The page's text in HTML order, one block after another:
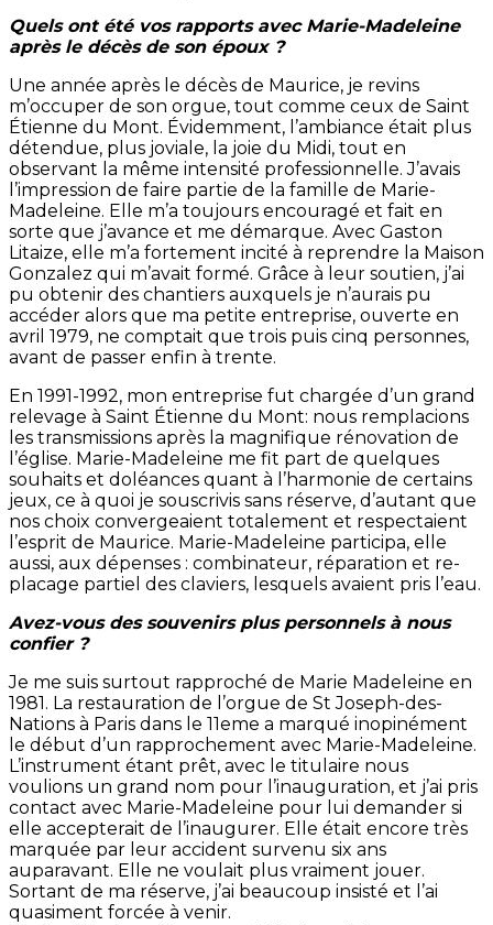
Quels ont été vos rapports avec Marie-Madeleine
après le décès de son époux ?
Une année après le décès de Maurice, je revins
m’occuper de son orgue, tout comme ceux de Saint
Étienne du Mont. Évidemment, l’ambiance était plus
détendue, plus joviale, la joie du Midi, tout en
observant la même intensité professionnelle. J’avais
l’impression de faire partie de la famille de Marie-
Madeleine. Elle m’a toujours encouragé et fait en
sorte que j’avance et me démarque. Avec Gaston
Litaize, elle m’a fortement incité à reprendre la Maison
Gonzalez qui m’avait formé. Grâce à leur soutien, j’ai
pu obtenir des chantiers auxquels je n’aurais pu
accéder alors que ma petite entreprise, ouverte en
avril 1979, ne comptait que trois puis cinq personnes,
avant de passer enfin à trente.
En 1991-1992, mon entreprise fut chargée d’un grand
relevage à Saint Étienne du Mont: nous remplacions
les transmissions après la magnifique rénovation de
l’église. Marie-Madeleine me fit part de quelques
souhaits et doléances quant à l’harmonie de certains
jeux, ce à quoi je souscrivis sans réserve, d’autant que
nos choix convergeaient totalement et respectaient
l’esprit de Maurice. Marie-Madeleine participa, elle
aussi, aux dépenses : combinateur, réparation et re-
placage partiel des claviers, lesquels avaient pris l’eau.
Avez-vous des souvenirs plus personnels à nous
confier ?
Je me suis surtout rapproché de Marie Madeleine en
1981. La restauration de l’orgue de St Joseph-des-
Nations à Paris dans le 11eme a marqué inopinément
le début d’un rapprochement avec Marie-Madeleine.
L’instrument étant prêt, avec le titulaire nous
voulions un grand nom pour l’inauguration, et j’ai pris
contact avec Marie-Madeleine pour lui demander si
elle accepterait de l’inaugurer. Elle était encore très
marquée par leur accident survenu six ans
auparavant. Elle ne voulait plus vraiment jouer.
Sortant de ma réserve, j’ai beaucoup insisté et l’ai
quasiment forcée à venir.